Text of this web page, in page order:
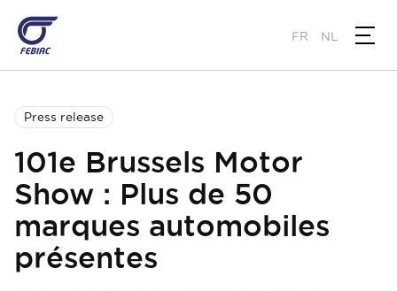
main
content
FR NL
Press release
101e Brussels Motor
Show : Plus de 50
marques automobiles
présentes